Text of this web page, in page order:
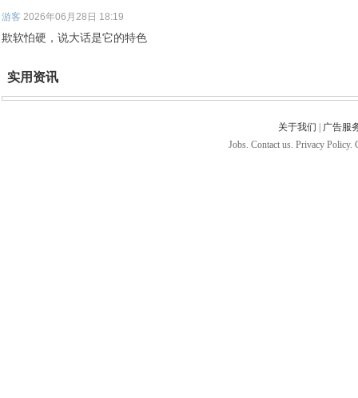
游客 2026年06月28日 18:19
欺软怕硬，说大话是它的特色
实用资讯
关于我们
广告服
Jobs. Contact us. Privacy